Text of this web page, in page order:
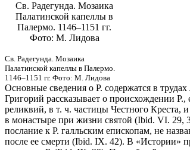
Св. Радегунда. Мозаика
Палатинской капеллы в
Палермо. 1146–1151 гг.
Фото: М. Лидова
Св. Радегунда. Мозаика
Палатинской капеллы в Палермо.
1146–1151 гг. Фото: М. Лидова
Основные сведения о Р. содержатся в
Григорий рассказывает о происхождении
реликвий, в т. ч. частицы Честного
в монастыре при жизни святой (Ibid. VI. 29,
послание к Р. галльским епископам, не
после ее смерти (Ibid. IX. 42). В «Истории»